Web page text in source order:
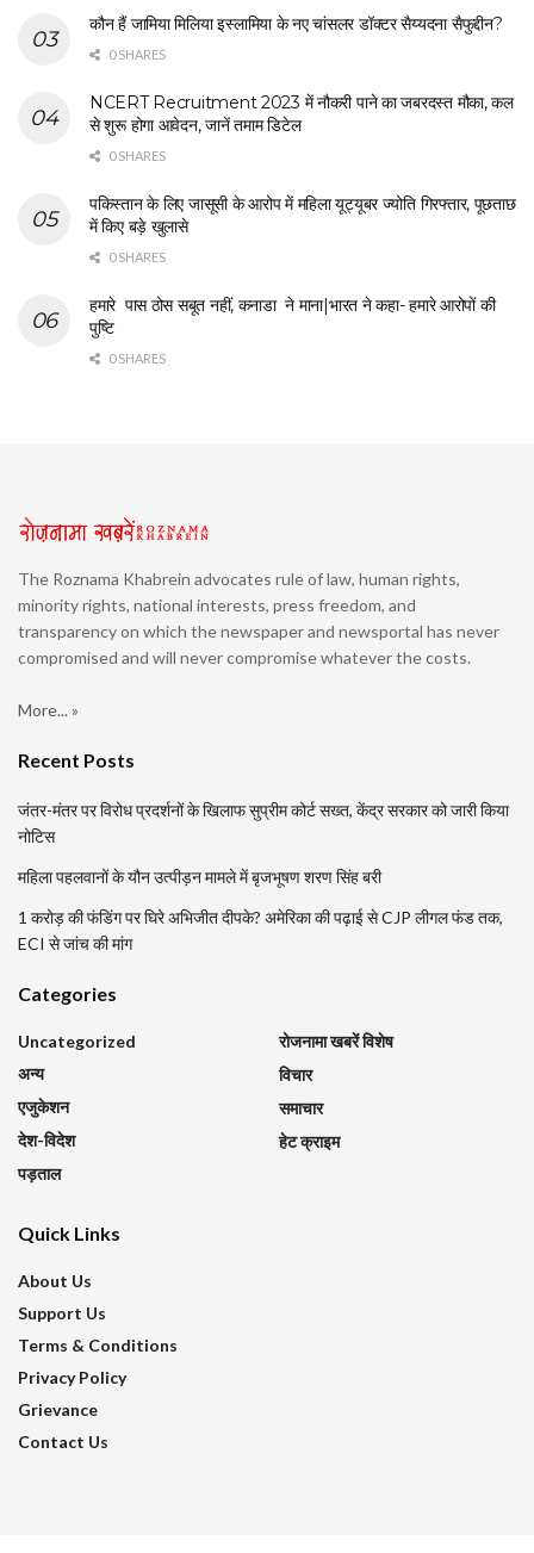
कौन हैं जामिया मिलिया इस्लामिया के नए चांसलर डॉक्टर सैय्यदना सैफुद्दीन?
0 SHARES
NCERT Recruitment 2023 में नौकरी पाने का जबरदस्त मौका, कल
से शुरू होगा आवेदन, जानें तमाम डिटेल
0 SHARES
पकिस्तान के लिए जासूसी के आरोप में महिला यूट्यूबर ज्योति गिरफ्तार, पूछताछ
में किए बड़े खुलासे
0 SHARES
हमारे पास ठोस सबूत नहीं, कनाडा ने माना|भारत ने कहा- हमारे आरोपों की
पुष्टि
0 SHARES
The Roznama Khabrein advocates rule of law, human rights,
minority rights, national interests, press freedom, and
transparency on which the newspaper and newsportal has never
compromised and will never compromise whatever the costs.
More... »
Recent Posts
जंतर-मंतर पर विरोध प्रदर्शनों के खिलाफ सुप्रीम कोर्ट सख्त, केंद्र सरकार को जारी किया
नोटिस
महिला पहलवानों के यौन उत्पीड़न मामले में बृजभूषण शरण सिंह बरी
1 करोड़ की फंडिंग पर घिरे अभिजीत दीपके? अमेरिका की पढ़ाई से CJP लीगल फंड तक,
ECI से जांच की मांग
Categories
Uncategorized
अन्य
एजुकेशन
देश-विदेश
पड़ताल
रोजनामा खबरें विशेष
विचार
समाचार
हेट क्राइम
Quick Links
About Us
Support Us
Terms & Conditions
Privacy Policy
Grievance
Contact Us